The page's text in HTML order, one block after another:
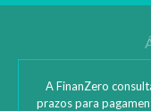
A FinanZero
prazos para